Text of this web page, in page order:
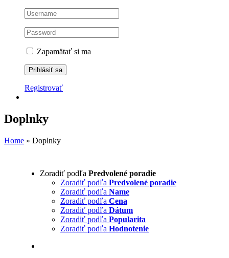
Zapamätať si ma
Registrovať
Doplnky
Home » Doplnky
Zoradiť podľa Predvolené poradie
Zoradiť podľa Predvolené poradie
Zoradiť podľa Name
Zoradiť podľa Cena
Zoradiť podľa Dátum
Zoradiť podľa Popularita
Zoradiť podľa Hodnotenie